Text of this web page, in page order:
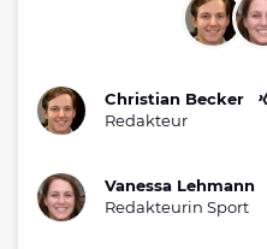
Christian Becker
Redakteur
Vanessa Lehmann
Redakteurin Sport